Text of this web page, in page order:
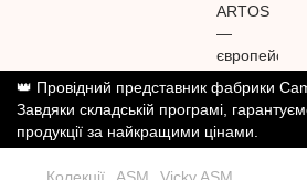
👑 Провідний представник фабрики
Завдяки складській програмі,
продукції за найкращими цінами.